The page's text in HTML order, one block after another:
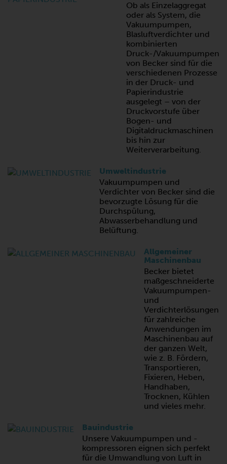
Ob als Einzelaggregat
oder als System, die
Vakuumpumpen,
Blasluftverdichter und
kombinierten
Druck-/Vakuumpumpen
von Becker sind für die
verschiedenen Prozesse
in der Druck- und
Papierindustrie
ausgelegt – von der
Druckvorstufe über
Bogen- und
Digitaldruckmaschinen
bis hin zur
Weiterverarbeitung.
Umweltindustrie
Vakuumpumpen und
Verdichter von Becker sind die
bevorzugte Lösung für die
Durchspülung,
Abwasserbehandlung und
Belüftung.
Allgemeiner
Maschinenbau
Becker bietet
maßgeschneiderte
Vakuumpumpen-
und
Verdichterlösungen
für zahlreiche
Anwendungen im
Maschinenbau auf
der ganzen Welt,
wie z. B. Fördern,
Transportieren,
Fixieren, Heben,
Handhaben,
Trocknen, Kühlen
und vieles mehr.
Bauindustrie
Unsere Vakuumpumpen und -
kompressoren eignen sich perfekt
für die Umwandlung von Luft in